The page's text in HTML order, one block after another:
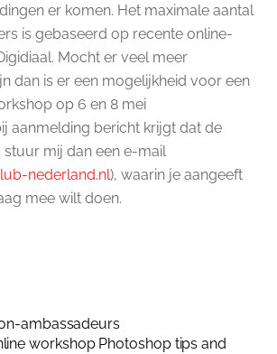
er komen. Het maximale aantal
is gebaseerd op recente online-
Mocht er veel meer
dan is er een mogelijkheid voor een
op 6 en 8 mei
aanmelding bericht krijgt dat de
mij dan een e-mail
nederland.nl), waarin je aangeeft
mee wilt doen.
ambassadeurs
workshop Photoshop tips and